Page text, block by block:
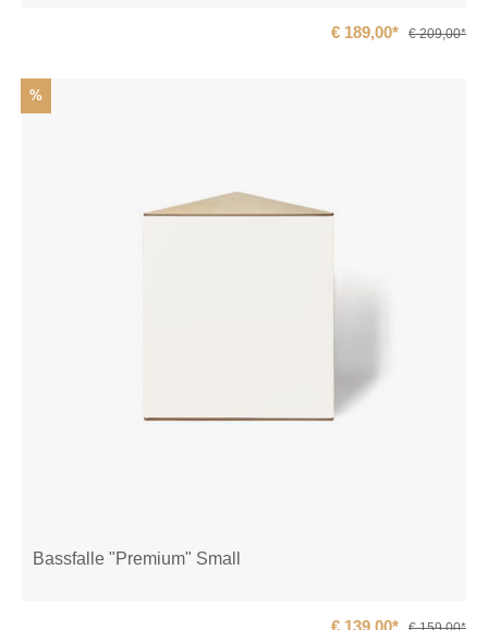
€ 189,00* € 209,00*
%
Bassfalle "Premium" Small